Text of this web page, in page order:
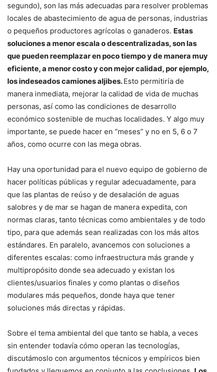
segundo), son las más adecuadas para resolver problemas
locales de abastecimiento de agua de personas, industrias
o pequeños productores agrícolas o ganaderos. Estas
soluciones a menor escala o descentralizadas, son las
que pueden reemplazar en poco tiempo y de manera muy
eficiente, a menor costo y con mejor calidad, por ejemplo,
los indeseados camiones aljibes.Esto permitiría de
manera inmediata, mejorar la calidad de vida de muchas
personas, así como las condiciones de desarrollo
económico sostenible de muchas localidades. Y algo muy
importante, se puede hacer en “meses” y no en 5, 6 o 7
años, como ocurre con las mega obras.
Hay una oportunidad para el nuevo equipo de gobierno de
hacer políticas públicas y regular adecuadamente, para
que las plantas de reúso y de desalación de aguas
salobres y de mar se hagan de manera expedita, con
normas claras, tanto técnicas como ambientales y de todo
tipo, para que además sean realizadas con los más altos
estándares. En paralelo, avancemos con soluciones a
diferentes escalas: como infraestructura más grande y
multipropósito donde sea adecuado y existan los
clientes/usuarios finales y como plantas o diseños
modulares más pequeños, donde haya que tener
soluciones más directas y rápidas.
Sobre el tema ambiental del que tanto se habla, a veces
sin entender todavía cómo operan las tecnologías,
discutámoslo con argumentos técnicos y empíricos bien